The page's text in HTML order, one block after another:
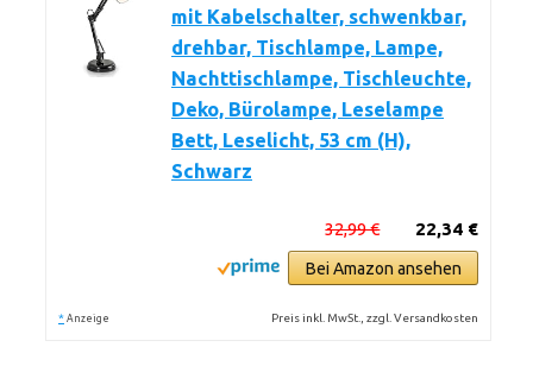
mit Kabelschalter, schwenkbar,
drehbar, Tischlampe, Lampe,
Nachttischlampe, Tischleuchte,
Deko, Bürolampe, Leselampe
Bett, Leselicht, 53 cm (H),
Schwarz
22,34 €
32,99 €
Bei Amazon ansehen
* Anzeige Preis inkl. MwSt., zzgl. Versandkosten